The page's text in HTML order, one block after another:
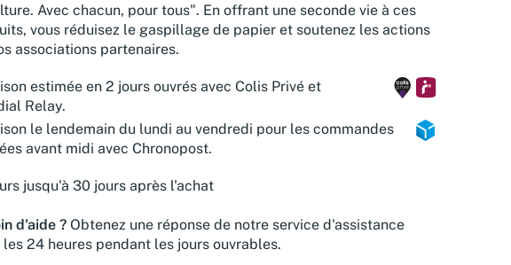
Avec chacun, pour tous". En offrant une seconde vie à ces
vous réduisez le gaspillage de papier et soutenez les actions
associations partenaires.
estimée en 2 jours ouvrés avec Colis Privé et
Relay.
le lendemain du lundi au vendredi pour les commandes
avant midi avec Chronopost.
jusqu'à 30 jours après l'achat
d'aide ? Obtenez une réponse de notre service d'assistance
les 24 heures pendant les jours ouvrables.